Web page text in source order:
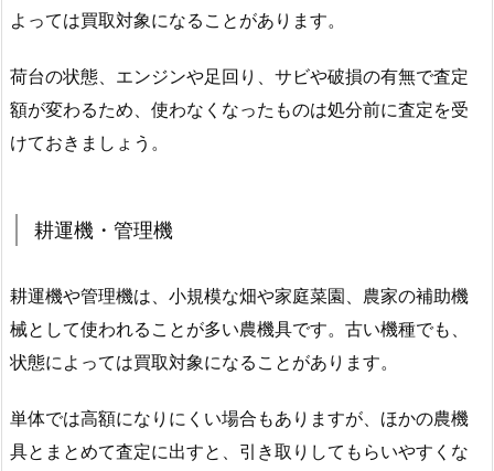
よっては買取対象になることがあります。
荷台の状態、エンジンや足回り、サビや破損の有無で査定
額が変わるため、使わなくなったものは処分前に査定を受
けておきましょう。
耕運機・管理機
耕運機や管理機は、小規模な畑や家庭菜園、農家の補助機
械として使われることが多い農機具です。古い機種でも、
状態によっては買取対象になることがあります。
単体では高額になりにくい場合もありますが、ほかの農機
具とまとめて査定に出すと、引き取りしてもらいやすくな